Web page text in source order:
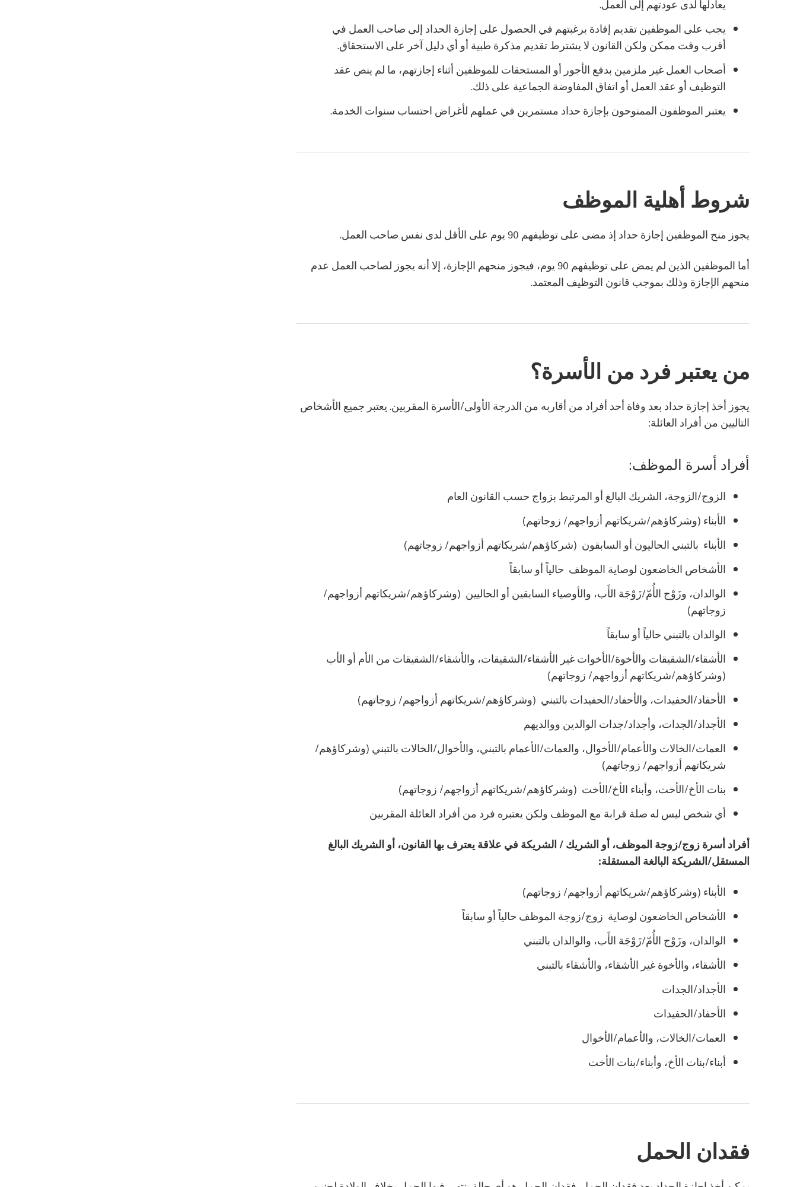
يعادلها لدى عودتهم إلى العمل.
يجب على الموظفين تقديم إفادة برغبتهم في الحصول على إجازة الحداد إلى صاحب العمل في
أقرب وقت ممكن ولكن القانون لا يشترط تقديم مذكرة طبية أو أي دليل آخر على الاستحقاق.
أصحاب العمل غير ملزمين بدفع الأجور أو المستحقات للموظفين أثناء إجازتهم، ما لم ينص عقد
التوظيف أو عقد العمل أو اتفاق المفاوضة الجماعية على ذلك.
يعتبر الموظفون الممنوحون بإجازة حداد مستمرين في عملهم لأغراض احتساب سنوات الخدمة.
شروط أهلية الموظف
يجوز منح الموظفين إجازة حداد إذ مضى على توظيفهم 90 يوم على الأقل لدى نفس صاحب العمل.
أما الموظفين الذين لم يمض على توظيفهم 90 يوم، فيجوز منحهم الإجازة، إلا أنه يجوز لصاحب العمل عدم
منحهم الإجازة وذلك بموجب قانون التوظيف المعتمد.
من يعتبر فرد من الأسرة؟
يجوز أخذ إجازة حداد بعد وفاة أحد أفراد من أقاربه من الدرجة الأولى/الأسرة المقربين. يعتبر جميع الأشخاص
التاليين من أفراد العائلة:
أفراد أسرة الموظف:
الزوج/الزوجة، الشريك البالغ أو المرتبط بزواج حسب القانون العام
الأبناء (وشركاؤهم/شريكاتهم أزواجهم/ زوجاتهم)
الأبناء بالتبني الحاليون أو السابقون (شركاؤهم/شريكاتهم أزواجهم/ زوجاتهم)
الأشخاص الخاضعون لوصاية الموظف حالياً أو سابقاً
الوالدان، وزَوْج الأُمّ/زَوْجَة الأَب، والأوصياء السابقين أو الحاليين (وشركاؤهم/شريكاتهم أزواجهم/
زوجاتهم)
الوالدان بالتبني حالياً أو سابقاً
الأشقاء/الشقيقات والأخوة/الأخوات غير الأشقاء/الشقيقات، والأشقاء/الشقيقات من الأم أو الأب
(وشركاؤهم/شريكاتهم أزواجهم/ زوجاتهم)
الأحفاد/الحفيدات، والأحفاد/الحفيدات بالتبني (وشركاؤهم/شريكاتهم أزواجهم/ زوجاتهم)
الأجداد/الجدات، وأجداد/جدات الوالدين ووالديهم
العمات/الخالات والأعمام/الأخوال، والعمات/الأعمام بالتبني، والأخوال/الخالات بالتبني (وشركاؤهم/
شريكاتهم أزواجهم/ زوجاتهم)
بنات الأخ/الأخت، وأبناء الأخ/الأخت (وشركاؤهم/شريكاتهم أزواجهم/ زوجاتهم)
أي شخص ليس له صلة قرابة مع الموظف ولكن يعتبره فرد من أفراد العائلة المقربين
أفراد أسرة زوج/زوجة الموظف، أو الشريك / الشريكة في علاقة يعترف بها القانون، أو الشريك البالغ
المستقل/الشريكة البالغة المستقلة:
الأبناء (وشركاؤهم/شريكاتهم أزواجهم/ زوجاتهم)
الأشخاص الخاضعون لوصاية زوج/زوجة الموظف حالياً أو سابقاً
الوالدان، وزَوْج الأُمّ/زَوْجَة الأَب، والوالدان بالتبني
الأشقاء، والأخوة غير الأشقاء، والأشقاء بالتبني
الأجداد/الجدات
الأحفاد/الحفيدات
العمات/الخالات، والأعمام/الأخوال
أبناء/بنات الأخ، وأبناء/بنات الأخت
فقدان الحمل